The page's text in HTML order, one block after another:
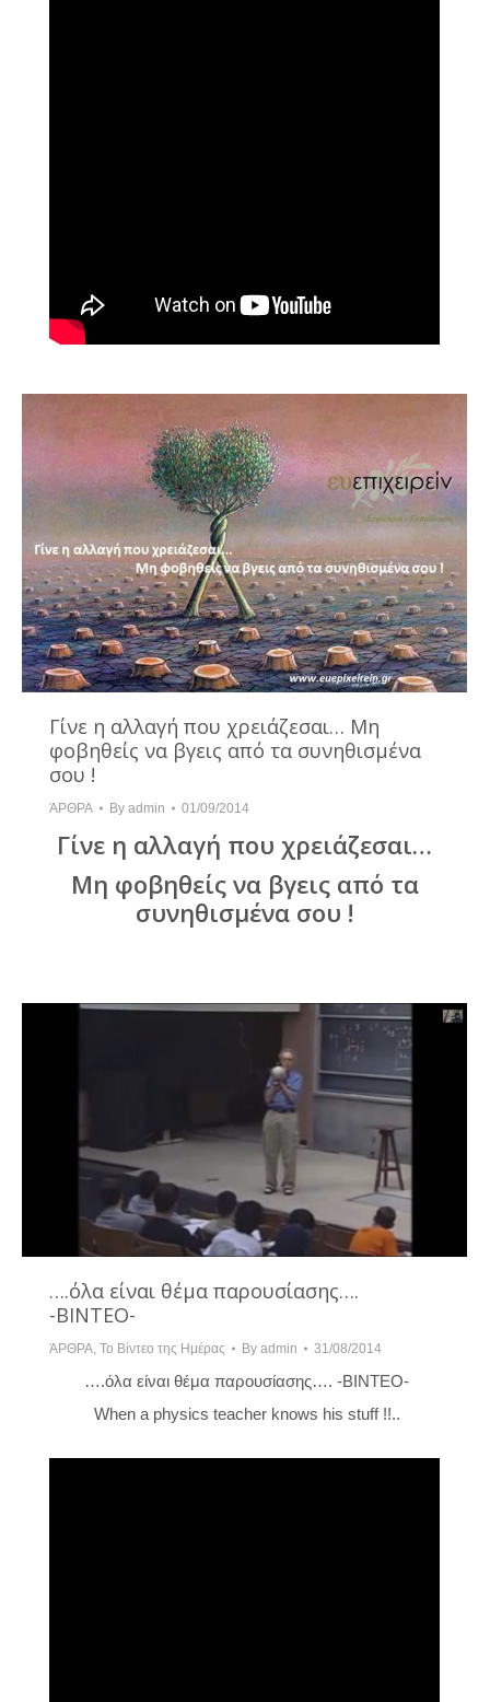
Γίνε η αλλαγή που χρειάζεσαι… Μη
φοβηθείς να βγεις από τα συνηθισμένα
σου !
ΆΡΘΡΑ By admin 01/09/2014
Γίνε η αλλαγή που χρειάζεσαι…
Μη φοβηθείς να βγεις από τα
συνηθισμένα σου !
….όλα είναι θέμα παρουσίασης….
-ΒΙΝΤΕΟ-
ΆΡΘΡΑ, Το Βίντεο της Ημέρας By admin 31/08/2014
….όλα είναι θέμα παρουσίασης…. -ΒΙΝΤΕΟ-
When a physics teacher knows his stuff !!..